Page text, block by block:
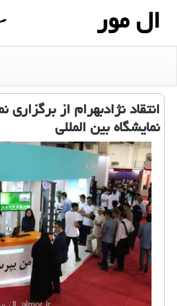
ال مور
انتقاد نژادبهرام از برگزاری
نمایشگاه بین المللی